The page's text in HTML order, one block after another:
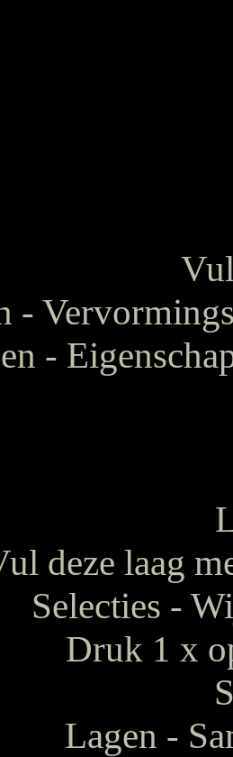
-
-
deze laag
Selecties -
Druk 1 x
Lagen -